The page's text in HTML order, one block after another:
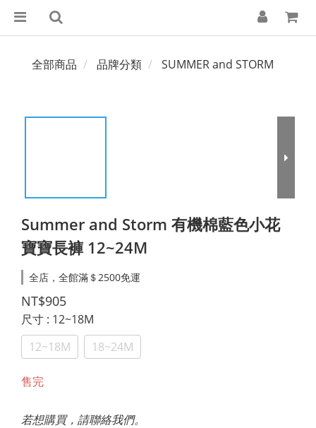
全部商品 品牌分類 SUMMER and STORM
Summer and Storm 有機棉藍色小花
寶寶長褲 12~24M
全店，全館滿＄2500免運
NT$905
尺寸 : 12~18M
12~18M
18~24M
售完
若想購買，請聯絡我們。